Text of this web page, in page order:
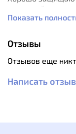
движений
делают брюки
Особенности:
Удобные,
Показать
Отзывы
Отзывов еще
Написать отзыв